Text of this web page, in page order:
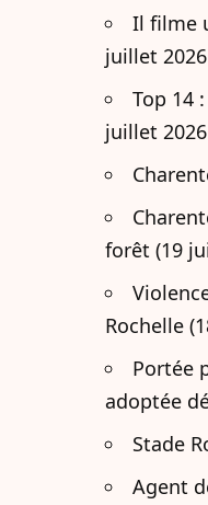
Il filme
juillet
Top 14
juillet
forêt (19
Rochelle
Portée
adoptée
Stade
Agent